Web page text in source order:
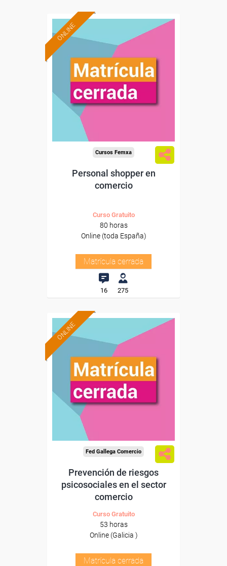
ONLINE
Cursos Femxa
Personal shopper en
comercio
Curso Gratuito
80 horas
Online (toda España)
Matrícula cerrada
16 275
ONLINE
Fed Gallega Comercio
Prevención de riesgos
psicosociales en el sector
comercio
Curso Gratuito
53 horas
Online (Galicia )
Matrícula cerrada